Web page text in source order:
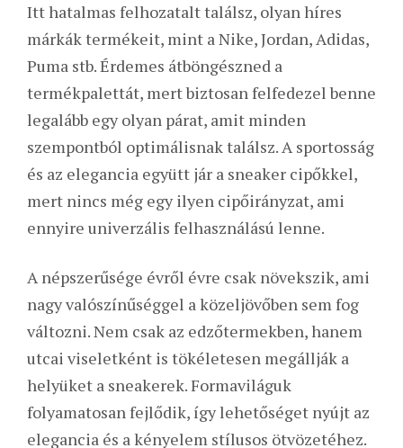
Itt hatalmas felhozatalt találsz, olyan híres
márkák termékeit, mint a Nike, Jordan, Adidas,
Puma stb. Érdemes átböngészned a
termékpalettát, mert biztosan felfedezel benne
legalább egy olyan párat, amit minden
szempontból optimálisnak találsz. A sportosság
és az elegancia együtt jár a sneaker cipőkkel,
mert nincs még egy ilyen cipőirányzat, ami
ennyire univerzális felhasználású lenne.
A népszerűsége évről évre csak növekszik, ami
nagy valószínűséggel a közeljövőben sem fog
változni. Nem csak az edzőtermekben, hanem
utcai viseletként is tökéletesen megállják a
helyüket a sneakerek. Formaviláguk
folyamatosan fejlődik, így lehetőséget nyújt az
elegancia és a kényelem stílusos ötvözetéhez.